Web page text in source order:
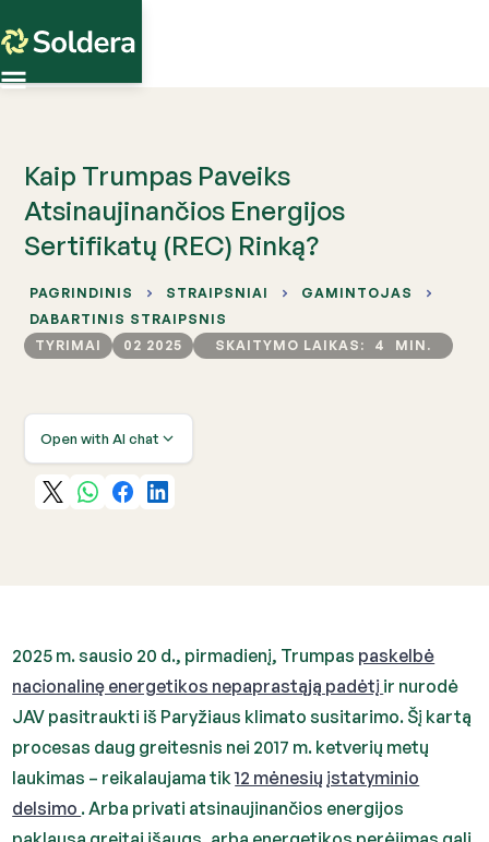
PAGRINDINIS STRAIPSNIAI
GAMINTOJAS
DABARTINIS STRAIPSNIS
TYRIMAI
02 2025 SKAITYMO LAIKAS: 4 MIN.
Open with AI chat
Kaip Trumpas Paveiks
Atsinaujinančios Energijos
Sertifikatų (REC) Rinką?
2025 m. sausio 20 d., pirmadienį, Trumpas paskelbė
nacionalinę energetikos nepaprastąją padėtį ir nurodė
JAV pasitraukti iš Paryžiaus klimato susitarimo. Šį kartą
procesas daug greitesnis nei 2017 m. ketverių metų
laukimas – reikalaujama tik12 mėnesių įstatyminio
delsimo . Arba privati atsinaujinančios energijos